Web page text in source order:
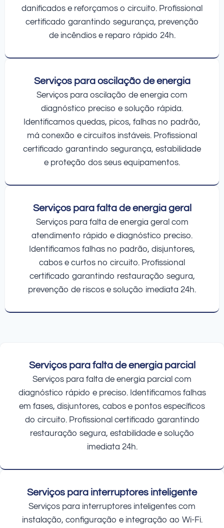
danificados e reforçamos o circuito. Profissional
certificado garantindo segurança, prevenção
de incêndios e reparo rápido 24h.
Serviços para oscilação de energia
Serviços para oscilação de energia com
diagnóstico preciso e solução rápida.
Identificamos quedas, picos, falhas no padrão,
má conexão e circuitos instáveis. Profissional
certificado garantindo segurança, estabilidade
e proteção dos seus equipamentos.
Serviços para falta de energia geral
Serviços para falta de energia geral com
atendimento rápido e diagnóstico preciso.
Identificamos falhas no padrão, disjuntores,
cabos e curtos no circuito. Profissional
certificado garantindo restauração segura,
prevenção de riscos e solução imediata 24h.
Serviços para falta de energia parcial
Serviços para falta de energia parcial com
diagnóstico rápido e preciso. Identificamos falhas
em fases, disjuntores, cabos e pontos específicos
do circuito. Profissional certificado garantindo
restauração segura, estabilidade e solução
imediata 24h.
Serviços para interruptores inteligente
Serviços para interruptores inteligentes com
instalação, configuração e integração ao Wi-Fi.